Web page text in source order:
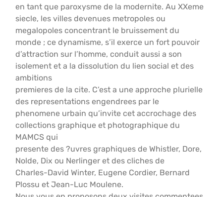
en tant que paroxysme de la modernite. Au XXeme
siecle, les villes devenues metropoles ou
megalopoles concentrant le bruissement du
monde ; ce dynamisme, s’il exerce un fort pouvoir
d’attraction sur l’homme, conduit aussi a son
isolement et a la dissolution du lien social et des
ambitions
premieres de la cite. C’est a une approche plurielle
des representations engendrees par le
phenomene urbain qu’invite cet accrochage des
collections graphique et photographique du
MAMCS qui
presente des ?uvres graphiques de Whistler, Dore,
Nolde, Dix ou Nerlinger et des cliches de
Charles-David Winter, Eugene Cordier, Bernard
Plossu et Jean-Luc Moulene.